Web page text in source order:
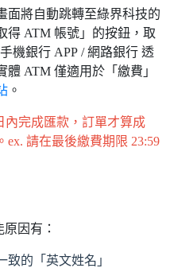
面將自動跳轉至綠界科技的
得 ATM 帳號」的按鈕，取
機銀行 APP / 網路銀行 透
ATM 僅適用於「繳費」
。
內完成匯款，訂單才算成
請在最後繳費期限 23:59
因有：
的「英文姓名」